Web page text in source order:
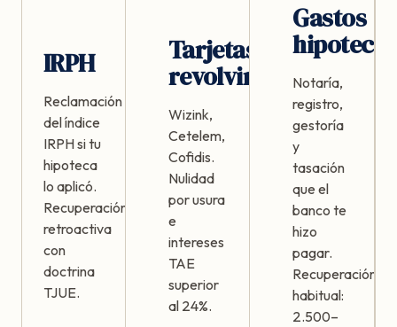
IRPH
Reclamación
del índice
IRPH si tu
hipoteca
lo aplicó.
Recuperación
retroactiva
con
doctrina
TJUE.
Tarjetas
revolving
Wizink,
Cetelem,
Cofidis.
Nulidad
por usura
e
intereses
TAE
superior
al 24%.
Gastos
Notaría,
registro,
gestoría
y
tasación
que el
banco te
hizo
pagar.
Recuperación
habitual:
2.500–